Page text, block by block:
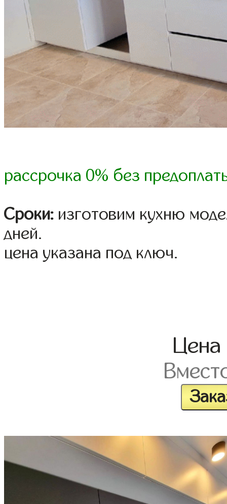
рассрочка 0% без
Сроки: изготовим кухню
дней.
цена указана под ключ.
Цена